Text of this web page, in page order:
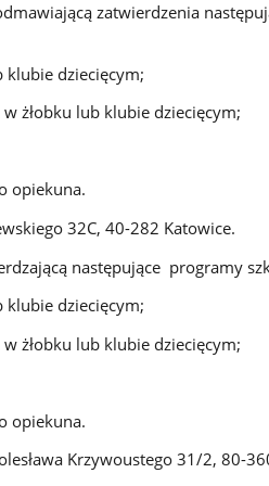
zatwierdzenia
klubie dziecięcym;
żłobku lub klubie dziecięcym;
opiekuna.
32C, 40-282 Katowice.
następujące programy
klubie dziecięcym;
żłobku lub klubie dziecięcym;
opiekuna.
Krzywoustego 31/2, 80-